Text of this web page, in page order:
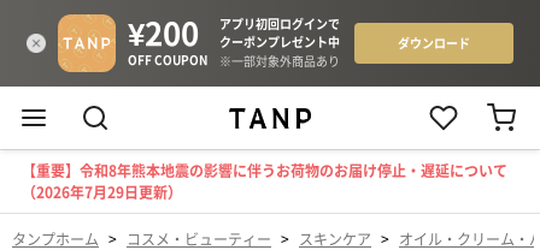
【重要】令和8年熊本地震の影響に伴うお荷物のお届け停止・遅延について
（2026年7月29日更新）
タンプホーム > コスメ・ビューティー > スキンケア > オイル・クリーム・